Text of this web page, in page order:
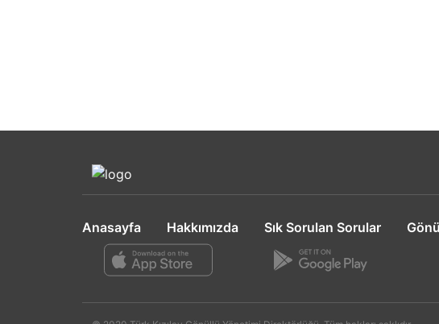
Anasayfa Hakkımızda Sık Sorulan Sorular